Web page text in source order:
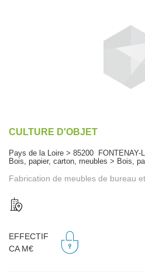
CULTURE D'OBJET
Pays de la Loire > 85200 FONTENAY-
Bois, papier, carton, meubles > Bois,
Fabrication de meubles de bureau
EFFECTIF
CA M€